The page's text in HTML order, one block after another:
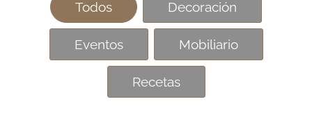
Todos Decoración
Eventos Mobiliario
Recetas